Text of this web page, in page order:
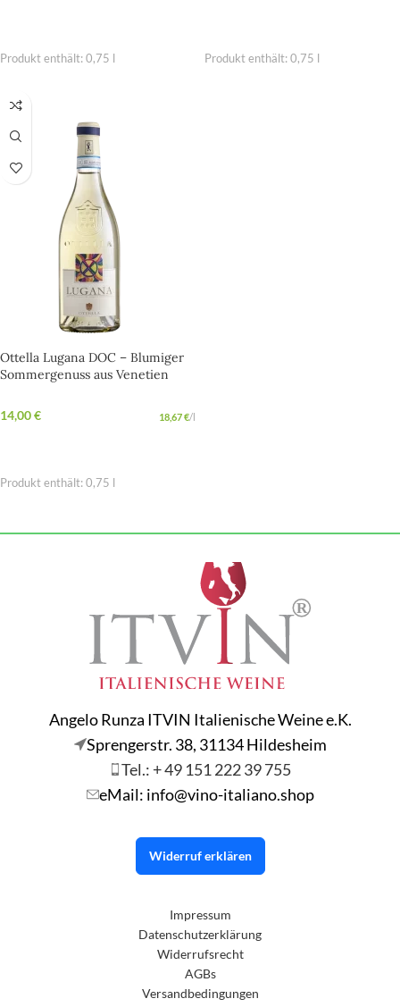
Produkt enthält: 0,75 Produkt enthält: 0,75
Ottella Lugana DOC – Blumiger
Sommergenuss aus Venetien
14,00€ 18,67€/l
Produkt enthält: 0,75
Angelo Runza ITVIN Italienische Weine e.K.
Sprengerstr. 38, 31134 Hildesheim
Tel.: + 49 151 222 39 755
eMail: info@vino-italiano.shop
Widerruf erklären
Impressum
Datenschutzerklärung
Widerrufsrecht
AGBs
Versandbedingungen